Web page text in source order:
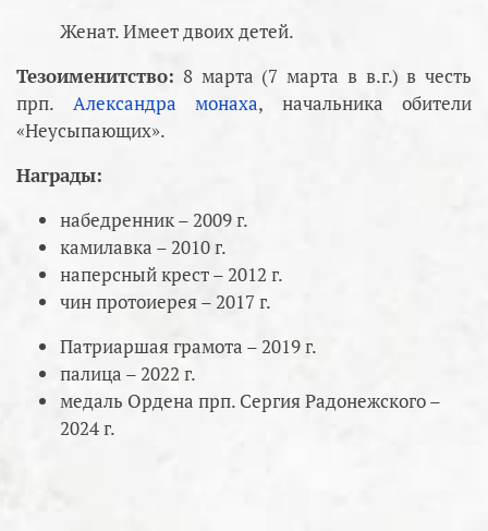
Женат. Имеет двоих детей.
Тезоименитство: 8 марта (7 марта в в.г.) в честь
прп. Александра монаха, начальника обители
«Неусыпающих».
Награды:
набедренник – 2009 г.
камилавка – 2010 г.
наперсный крест – 2012 г.
чин протоиерея – 2017 г.
Патриаршая грамота – 2019 г.
палица – 2022 г.
медаль Ордена прп. Сергия Радонежского –
2024 г.